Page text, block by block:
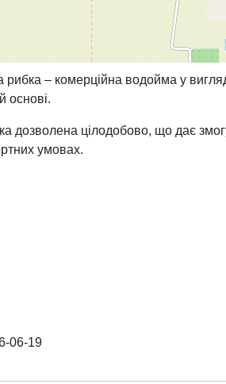
рибка – комерційна водойма у
основі.
дозволена цілодобово, що дає
умовах.
06-19